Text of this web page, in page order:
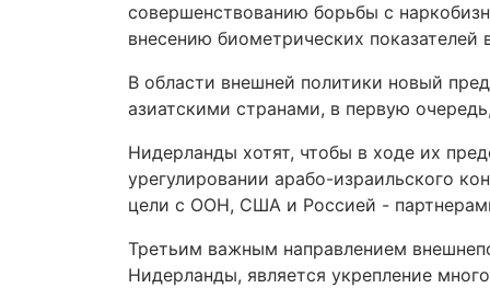
совершенствованию борьбы с
внесению биометрических показателей
В области внешней политики новый
азиатскими странами, в первую
Нидерланды хотят, чтобы в ходе их
урегулировании арабо-израильского
цели с ООН, США и Россией -
Третьим важным направлением
Нидерланды, является укрепление